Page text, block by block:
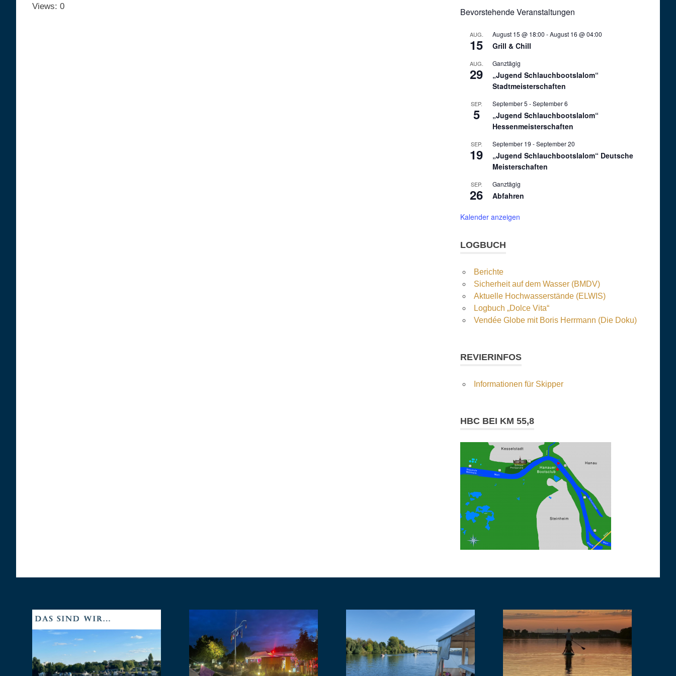
Views: 0 Bevorstehende Veranstaltungen
AUG.
15
August 15 @ 18:00 -August 16 @ 04:00
Grill & Chill
AUG.
29
Ganztägig
„Jugend Schlauchbootslalom“
Stadtmeisterschaften
SEP.
5
September 5 -September 6
„Jugend Schlauchbootslalom“
Hessenmeisterschaften
SEP.
19
September 19 -September 20
„Jugend Schlauchbootslalom“ Deutsche
Meisterschaften
SEP.
26
Ganztägig
Abfahren
Kalender anzeigen
LOGBUCH
Berichte
Sicherheit auf dem Wasser (BMDV)
Aktuelle Hochwasserstände (ELWIS)
Logbuch „Dolce Vita“
Vendée Globe mit Boris Herrmann (Die Doku)
REVIERINFOS
Informationen für Skipper
HBC BEI KM 55,8